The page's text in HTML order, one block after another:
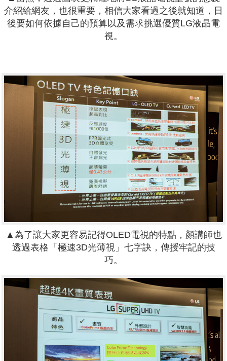
介紹給網友，也很重要，相信大家看過之後就知道，日
後要如何依據自己的預算以及需求挑選優質LG液晶電
視。
▲為了讓大家更容易記得OLED電視的特點，顏講師也
透過表格「極速3D光薄視」七字訣，傳授牢記的技
巧。